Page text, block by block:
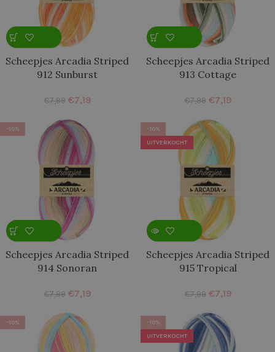
Scheepjes Arcadia Striped
912 Sunburst
€7,99 €7,19
Scheepjes Arcadia Striped
913 Cottage
€7,99 €7,19
-10%
Scheepjes Arcadia Striped
914 Sonoran
€7,99 €7,19
-10%
UITVERKOCHT
Scheepjes Arcadia Striped
915 Tropical
€7,99 €7,19
-10%
-10%
UITVERKOCHT